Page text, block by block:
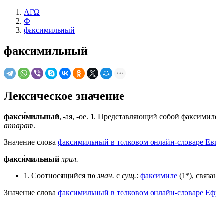
ΛΓΩ
Ф
факсимильный
факсимильный
Лексическое значение
факси́мильный, -ая, -ое. 1. Представляющий собой
аппарат.
Значение слова факсимильный в толковом онлайн-словаре
факси́мильный прил.
1. Соотносящийся познач. с сущ.: факсимиле (1*),
Значение слова факсимильный в толковом онлайн-словаре